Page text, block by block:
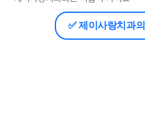
✅ 제이사랑치과